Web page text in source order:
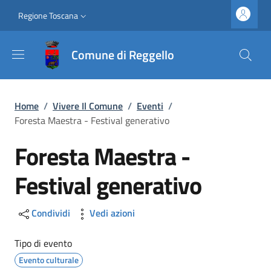
Slim top
Regione Toscana
Comune di Reggello
Briciole di pane
Home / Vivere Il Comune / Eventi /
Foresta Maestra - Festival generativo
Foresta Maestra -
Festival generativo
Condividi Vedi azioni
Tipo di evento
Evento culturale